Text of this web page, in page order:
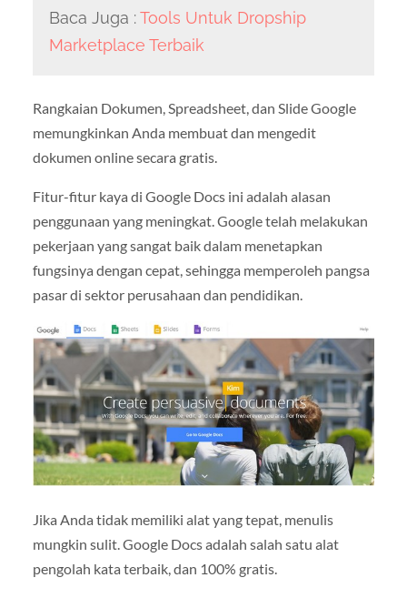
Baca Juga :Tools Untuk Dropship
Marketplace Terbaik
Rangkaian Dokumen, Spreadsheet, dan Slide Google
memungkinkan Anda membuat dan mengedit
dokumen online secara gratis.
Fitur-fitur kaya di Google Docs ini adalah alasan
penggunaan yang meningkat. Google telah melakukan
pekerjaan yang sangat baik dalam menetapkan
fungsinya dengan cepat, sehingga memperoleh pangsa
pasar di sektor perusahaan dan pendidikan.
Jika Anda tidak memiliki alat yang tepat, menulis
mungkin sulit. Google Docs adalah salah satu alat
pengolah kata terbaik, dan 100% gratis.